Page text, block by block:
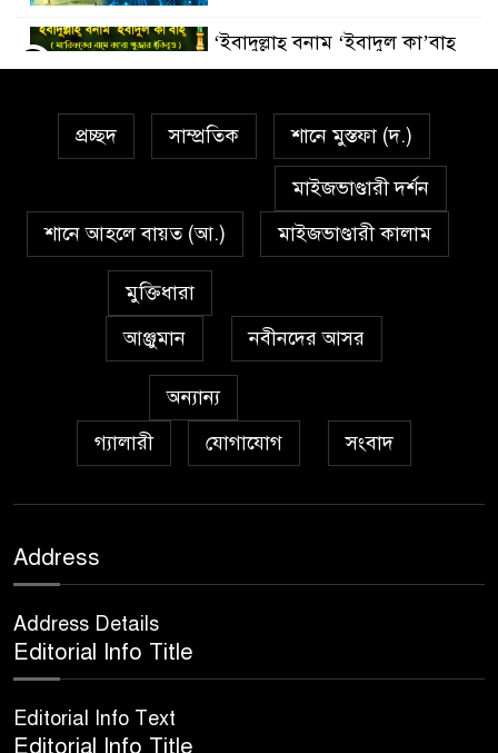
‘ইবাদুল্লাহ্ বনাম ‘ইবাদুল কা’বাহ্
সর্বকালের সব সমস্যার সমাধানের
একমাত্র উপায় মহানবী (দঃ) আদর্শ
প্রেমাস্পদের গলি
অঞ্চল ভিত্তিক জশনে জুলূসে ঈদে
মিলাদুন্নবী এর গুরুত্ব
আইয়ূবীদের গ্রীবায় মারওয়ানী
১০
‘উরসে পাক সম্পন্ন
প্রচ্ছদ সাম্প্রতিক শানে মুস্তফা (দ.)
শানে আহলে বায়ত (আ.)
মাইজভাণ্ডারী দর্শন
মাইজভাণ্ডারী কালাম
মুক্তিধারা
আঞ্জুমান
নবীনদের আসর
অন্যান্য
গ্যালারী
যোগাযোগ সংবাদ
Address
Address Details
Editorial Info Title
Editorial Info Text
Editorial Info Title